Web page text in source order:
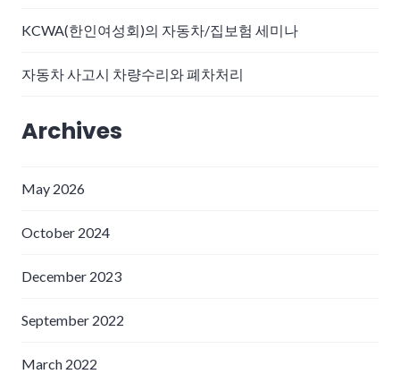
KCWA(한인여성회)의 자동차/집보험 세미나
자동차 사고시 차량수리와 폐차처리
Archives
May 2026
October 2024
December 2023
September 2022
March 2022